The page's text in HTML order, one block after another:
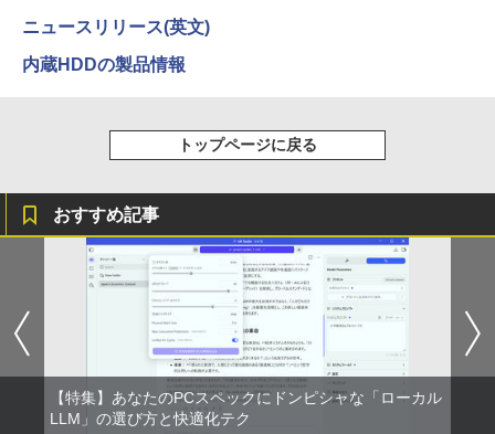
2 小型PC VESA対応 ミニパソコン 2画面
ップPC
SSD512GB 初期設定済 ホワイト ブラッ
ク
￥69,800
4
GMKtec GMK-K8 PLUS-32/1T-W11Pro
(8845HS)
3
看護師・看護学生のためのレビューブッ
あかね噺 23 【電子書籍】[ 末永裕樹 ]
￥572
Anker Soundcore Liberty 5 アプリコットピ
軽量 ブルートゥースHi-Fi 最大36時間再生 ぶ
るーとゅーす コードレス ENCノイズキャン
セリング 自動ペアリング Type-C充電 マイク
付き 防水 タッチ式音量調整 スポーツ/通勤/通
学/WEB会議(ホワイト)
￥1,964
Xiaomi シャオミ REDMI Buds 8 Lite ワイヤ
On My Road (Stadium ver.)
￥250
BUGS LIFE
￥250
￥1,380
￥1,625
￥1,117
コカ・コーラ やかんの麦茶 from 爽健美茶 ラ
ベルレス 650mlPET×24本
￥2,009
ONE PIECE モノクロ版 115 (ジャンプコミッ
￥572
スーパーの裏でヤニ吸うふたり 9巻 (デジタル
版ビッグガンガンコミックス)
￥810
ニュースリリース(英文)
内蔵HDDの製品情報
トップページに戻る
おすすめ記事
【特集】あなたのPCスペックにドンピシャな「ローカル
LLM」の選び方と快適化テク